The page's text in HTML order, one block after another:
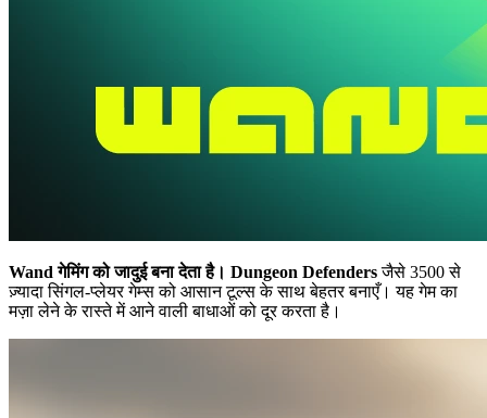
Wand गेमिंग को जादुई बना देता है। Dungeon Defendersजैसे 3500 से
ज़्यादा सिंगल-प्लेयर गेम्स को आसान टूल्स के साथ बेहतर बनाएँ। यह गेम का
मज़ा लेने के रास्ते में आने वाली बाधाओं को दूर करता है।